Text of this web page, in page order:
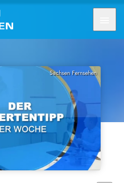
Sachsen Fernsehen